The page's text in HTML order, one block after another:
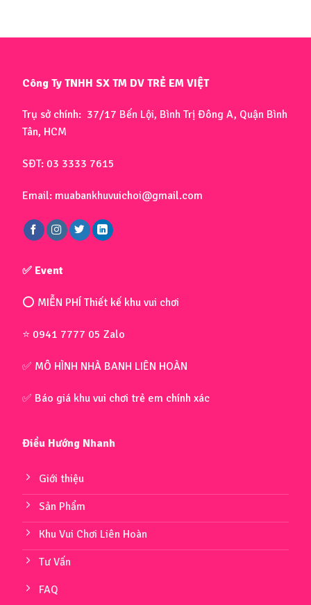
Công Ty TNHH SX TM DV TRẺ EM VIỆT
Trụ sở chính: 37/17 Bến Lội, Bình Trị Đông A, Quận Bình
Tân, HCM
SĐT: 03 3333 7615
Email: muabankhuvuichoi@gmail.com
✅ Event
⭕ MIỄN PHÍ Thiết kế khu vui chơi
⭐ 0941 7777 05 Zalo
✅ MÔ HÌNH NHÀ BANH LIÊN HOÀN
✅ Báo giá khu vui chơi trẻ em chính xác
Điều Hướng Nhanh
Giới thiệu
Sản Phẩm
Khu Vui Chơi Liên Hoàn
Tư Vấn
FAQ